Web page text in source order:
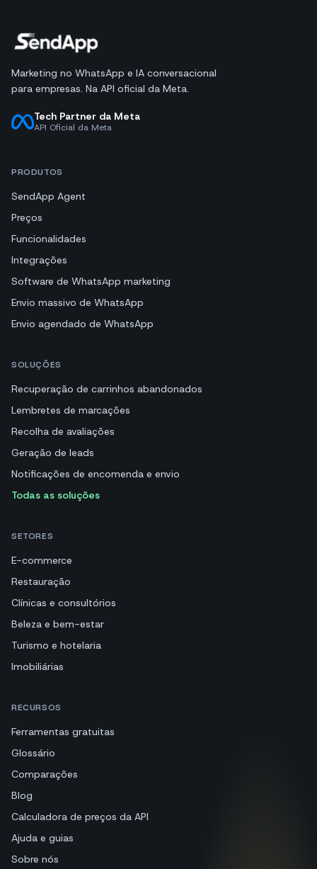
Marketing no WhatsApp e IA conversacional
para empresas. Na API oficial da Meta.
Tech Partner da Meta
API Oficial da Meta
PRODUTOS
SendApp Agent
Preços
Funcionalidades
Integrações
Software de WhatsApp marketing
Envio massivo de WhatsApp
Envio agendado de WhatsApp
SOLUÇÕES
Recuperação de carrinhos abandonados
Lembretes de marcações
Recolha de avaliações
Geração de leads
Notificações de encomenda e envio
Todas as soluções
SETORES
E-commerce
Restauração
Clínicas e consultórios
Beleza e bem-estar
Turismo e hotelaria
Imobiliárias
RECURSOS
Ferramentas gratuitas
Glossário
Comparações
Blog
Calculadora de preços da API
Ajuda e guias
Sobre nós